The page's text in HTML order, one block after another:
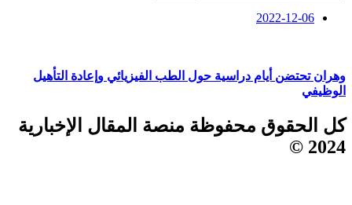
2022-12-06
وهران تحتضن أيام دراسية حول الطب الفيزيائي وإعادة التأهيل
الوظيفي
كل الحقوق محفوظة منصة المقال الإخبارية
2024 ©